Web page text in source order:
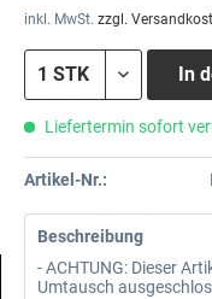
inkl. MwSt. zzgl.
In
Liefertermin sofort
Artikel-Nr.:
Beschreibung
- ACHTUNG: Dieser
Umtausch